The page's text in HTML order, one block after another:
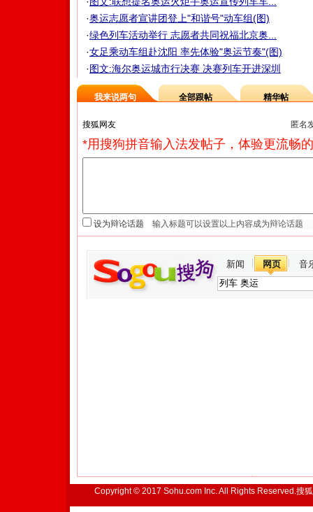
·奥运志愿者宣讲团登上"和谐号"动车组(图)
·绿色列车活动举行 志愿者共同祝福北京奥...
·女足乘动车组赴沈阳 率先体验"奥运节奏"(图)
·图文:海尔奥运城市行决赛 决赛列车开进深圳
我来说两句 全部跟帖 精华帖
匿名
*用搜狗拼音输入法发帖子，体验更流畅
设为辩论话题
新闻 网页 音
Copyright © 2017 Sohu.com Inc. All Rights Reserved.搜